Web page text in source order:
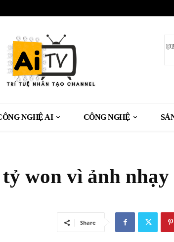
NGHỆ AI CÔNG NGHỆ
won vì ảnh nhạy
Share